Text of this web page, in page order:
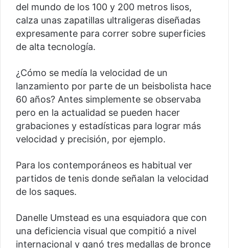
del mundo de los 100 y 200 metros lisos,
calza unas zapatillas ultraligeras diseñadas
expresamente para correr sobre superficies
de alta tecnología.
¿Cómo se medía la velocidad de un
lanzamiento por parte de un beisbolista hace
60 años? Antes simplemente se observaba
pero en la actualidad se pueden hacer
grabaciones y estadísticas para lograr más
velocidad y precisión, por ejemplo.
Para los contemporáneos es habitual ver
partidos de tenis donde señalan la velocidad
de los saques.
Danelle Umstead es una esquiadora que con
una deficiencia visual que compitió a nivel
internacional y ganó tres medallas de bronce